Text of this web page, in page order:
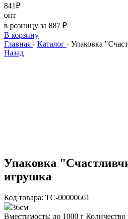
841₽
опт
в розницу за 887 ₽
В корзину
Главная - Каталог - Упаковка
Назад
Упаковка
игрушка
Код товара: ТС-00000661
36см
Вместимость: до 1000 г Количество